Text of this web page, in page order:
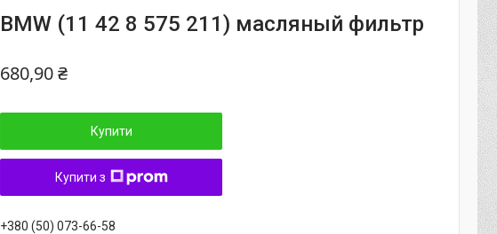
BMW (11 42 8 575 211) масляный фильтр
680,90 ₴
Купити
Купити з
+380 (50) 073-66-58